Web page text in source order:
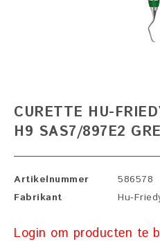
CURETTE HU-
H9 SAS7/897E2
Artikelnummer
586578
Fabrikant
Hu-
Login om producten te